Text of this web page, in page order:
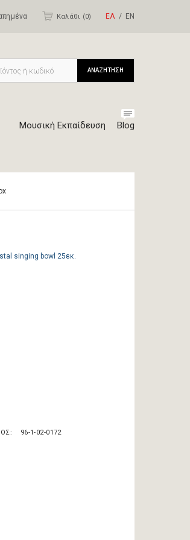
Καλάθι (0) ΕΛ ΕΝ
Μουσική Εκπαίδευση Blog
ΑΝΑΖΗΤΗΣΗ
96-1-02-0172